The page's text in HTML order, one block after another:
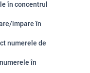
în concentrul
impare în
numerele de
în